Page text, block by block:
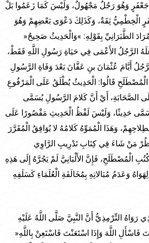
جَعْفَرٍ وَهُوَ رَجُلٌ مَجْهُولٌ، وَلَيْسَ كَمَا زَعَمُوا بَلْ
الْخِطْمِيُّ ثِقَةٌ، وَكَذَلِكَ دَعْوَى بَعْضِهِمْ وَهُوَ
مُرَادَ الطَّبَرَانِيِّ بِقَوْلِهِ: »وَالْحَدِيثُ صَحِيحٌ«
الرَّجُلُ الأَعْمَى فِي حَيَاةِ رَسُولِ اللَّهِ فَقَطْ،
أَيَّامَ عُثْمَانَ بنِ عَفَّانَ بَعْدَ وَفَاةِ الرَّسُولِ
الْمُصْطَلَحِ قَالُوا: الْحَدِيثُ يُطْلَقُ عَلَى الْمَرْفُوعِ
الصَّحَابَةِ، أَيْ أَنَّ كَلامَ الرَّسُولِ يُسَمَّى
حَدِيثًا، وَلَيْسَ لَفْظُ الْحَدِيثِ مَقْصُورًا عَلَى
وَهَذَا الْمُمَوِّهُ كَلامُهُ لا يُوَافِقُ الْمُقَرَّرَ
مَنْ شَاءَ فِي كِتَابِ تَدْرِيبِ الرَّاوِي
الْمُصْطَلَحِ، فَإِنَّ الأَلْبَانِيَّ لَمْ يَجُرَّهُ إِلَى هَذِهِ
وَعَدَمُ مُبَالاتِهِ بِمُخَالَفَةِ الْعُلَمَاءِ كَسَلَفِهِ
رَوَاهُ التِّرْمِذِيُّ أَنَّ النَّبِيَّ صَلَّى اللَّهُ عَلَيْهِ
فَاسْأَلِ اللَّهَ وَإِذَا اسْتَعَنْتَ فَاسْتَعِنْ بِاللَّهِ«